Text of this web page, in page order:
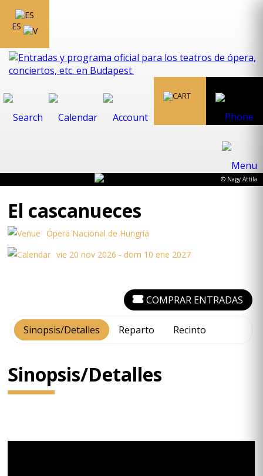
ES
© Nagy Attila
El cascanueces
Ópera Nacional de Hungría
vie 20 nov 2026 - dom 10 ene 2027
Sinopsis/Detalles Reparto Recinto
COMPRAR ENTRADAS
Sinopsis/Detalles